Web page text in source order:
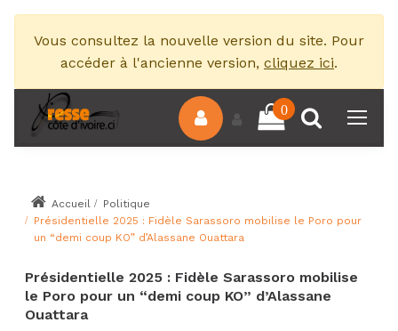
Vous consultez la nouvelle version du site. Pour
accéder à l'ancienne version, cliquez ici.
0
Accueil
Politique
Présidentielle 2025 : Fidèle Sarassoro mobilise le Poro pour
un “demi coup KO” d’Alassane Ouattara
Présidentielle 2025 : Fidèle Sarassoro mobilise
le Poro pour un “demi coup KO” d’Alassane
Ouattara